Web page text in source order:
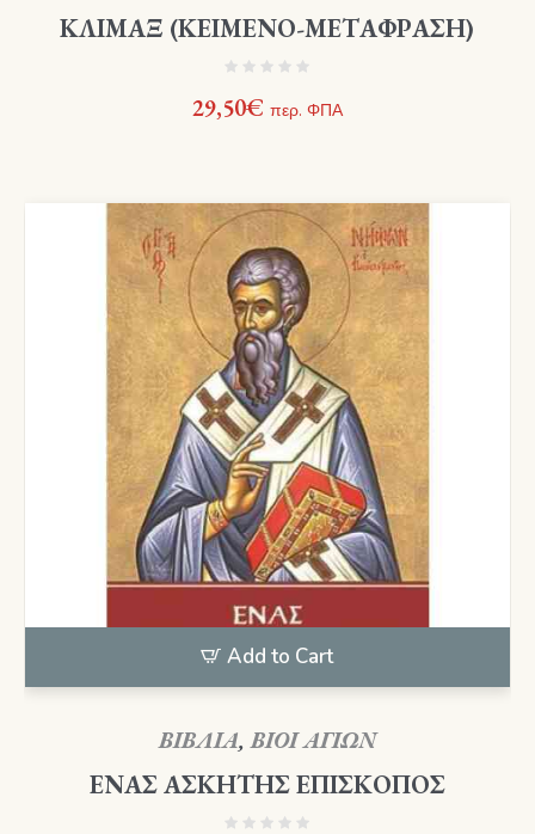
ΚΛΙΜΑΞ (ΚΕΙΜΕΝΟ-ΜΕΤΑΦΡΑΣΗ)
29,50€ περ. ΦΠΑ
Add to Cart
ΒΙΒΛΙΑ,ΒΙΟΙ ΑΓΙΩΝ
ΕΝΑΣ ΑΣΚΗΤΗΣ ΕΠΙΣΚΟΠΟΣ